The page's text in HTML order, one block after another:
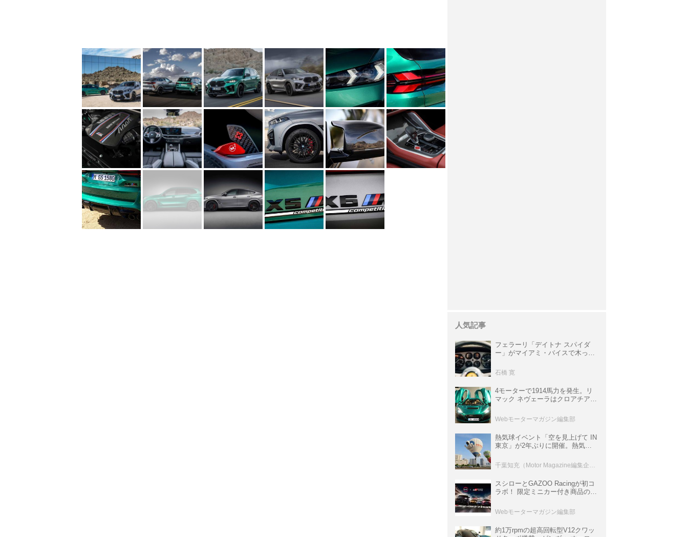
人気記事
フェラーリ「デイトナ スパイダ
ー」がマイアミ・バイスで木っ端
サ」に化けた理由
石橋 寛
4モーターで1914馬力を発生。リ
マック ネヴェーラはクロアチア発
ロニクル・完全版／115】
Webモーターマガジン編集部
熱気球イベント「空を見上げて IN
東京」が2年ぶりに開催。熱気球
室などのコンテンツも
千葉知充（Motor Magazine編集企画室）
スシローとGAZOO Racingが初コ
ラボ！ 限定ミニカー付き商品の
ト体験があたる抽選企画などを展
開
Webモーターマガジン編集部
約1万rpmの超高回転型V12クワッ